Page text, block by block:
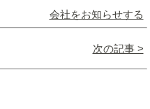
会社をお知らせする
次の記事 >